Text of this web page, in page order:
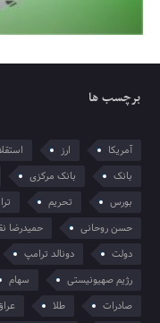
برچسب ها
آمریکا ارز
بانک
بانک مرکزی
بورس
تحریم
حسن روحانی
حمیدرضا
دولت
دونالد ترامپ
رژیم صهیونیستی
سهام
صادرات
طلا